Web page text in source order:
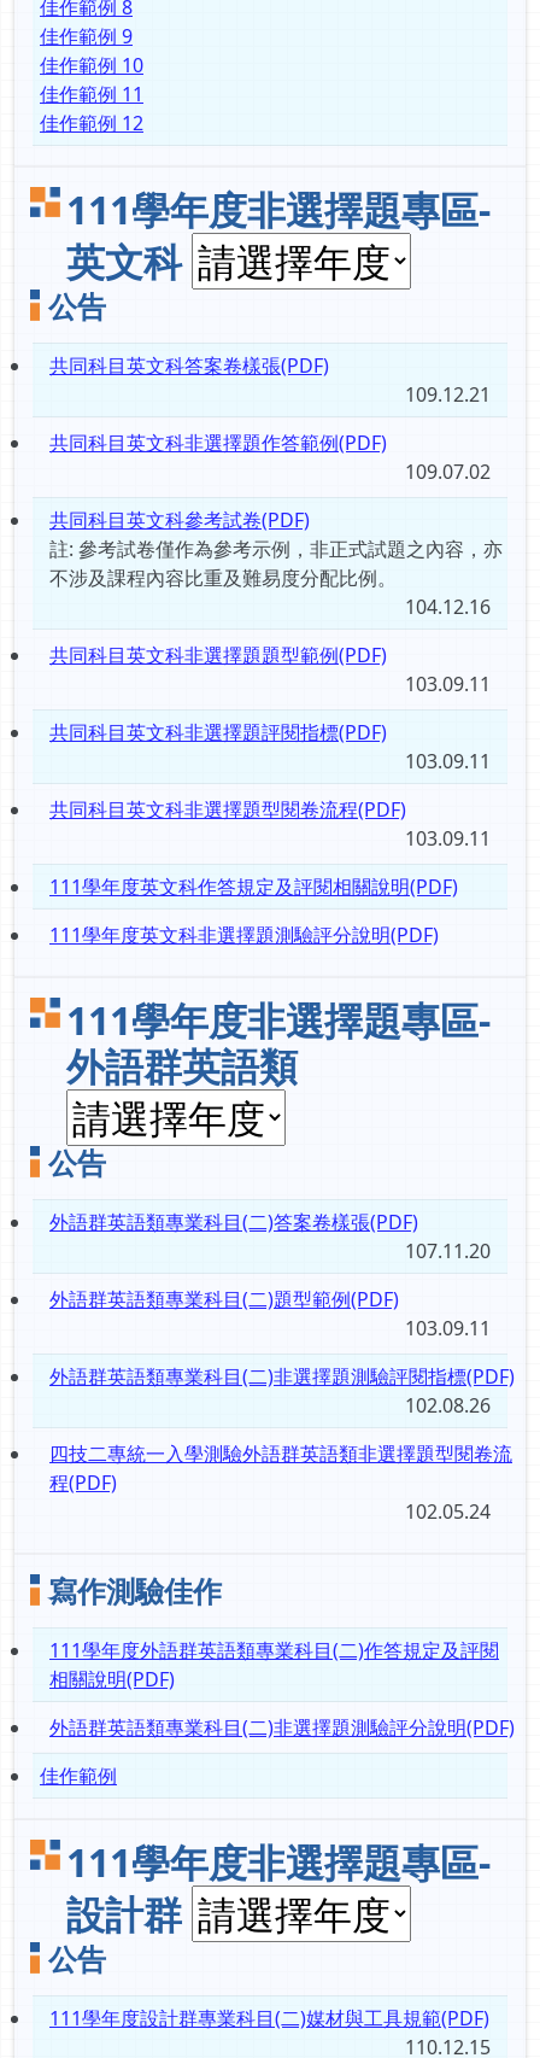
佳作範例 8
佳作範例 9
佳作範例 10
佳作範例 11
佳作範例 12
111學年度非選擇題專區-
英文科
公告
共同科目英文科答案卷樣張(PDF)
109.12.21
共同科目英文科非選擇題作答範例(PDF)
109.07.02
共同科目英文科參考試卷(PDF)
註: 參考試卷僅作為參考示例，非正式試題之內容，亦
不涉及課程內容比重及難易度分配比例。
104.12.16
共同科目英文科非選擇題題型範例(PDF)
103.09.11
共同科目英文科非選擇題評閱指標(PDF)
103.09.11
共同科目英文科非選擇題型閱卷流程(PDF)
103.09.11
111學年度英文科作答規定及評閱相關說明(PDF)
111學年度英文科非選擇題測驗評分說明(PDF)
111學年度非選擇題專區-
外語群英語類
公告
外語群英語類專業科目(二)答案卷樣張(PDF)
107.11.20
外語群英語類專業科目(二)題型範例(PDF)
103.09.11
外語群英語類專業科目(二)非選擇題測驗評閱指標(PDF)
102.08.26
四技二專統一入學測驗外語群英語類非選擇題型閱卷流
程(PDF)
102.05.24
寫作測驗佳作
111學年度外語群英語類專業科目(二)作答規定及評閱
相關說明(PDF)
外語群英語類專業科目(二)非選擇題測驗評分說明(PDF)
佳作範例
111學年度非選擇題專區-
設計群
公告
111學年度設計群專業科目(二)媒材與工具規範(PDF)
110.12.15